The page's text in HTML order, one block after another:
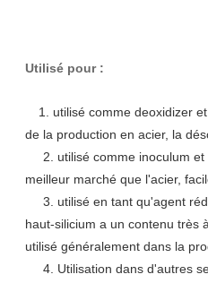
Utilisé pour :
1. utilisé comme deoxidizer
de la production en acier, la
2. utilisé comme inoculum et
meilleur marché que l'acier,
3. utilisé en tant qu'agent
haut-silicium a un contenu très
utilisé généralement dans la
4. Utilisation dans d'autres